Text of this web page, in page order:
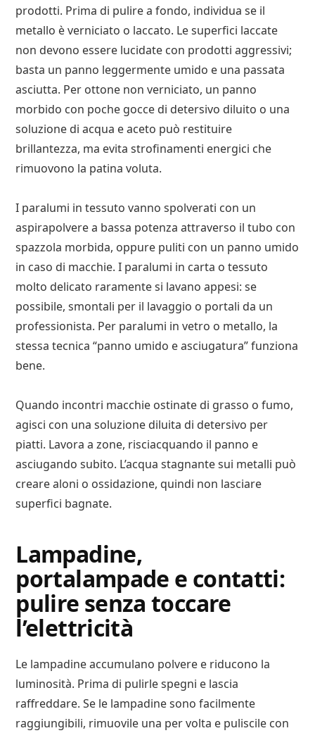
prodotti. Prima di pulire a fondo, individua se il
metallo è verniciato o laccato. Le superfici laccate
non devono essere lucidate con prodotti aggressivi;
basta un panno leggermente umido e una passata
asciutta. Per ottone non verniciato, un panno
morbido con poche gocce di detersivo diluito o una
soluzione di acqua e aceto può restituire
brillantezza, ma evita strofinamenti energici che
rimuovono la patina voluta.
I paralumi in tessuto vanno spolverati con un
aspirapolvere a bassa potenza attraverso il tubo con
spazzola morbida, oppure puliti con un panno umido
in caso di macchie. I paralumi in carta o tessuto
molto delicato raramente si lavano appesi: se
possibile, smontali per il lavaggio o portali da un
professionista. Per paralumi in vetro o metallo, la
stessa tecnica “panno umido e asciugatura” funziona
bene.
Quando incontri macchie ostinate di grasso o fumo,
agisci con una soluzione diluita di detersivo per
piatti. Lavora a zone, risciacquando il panno e
asciugando subito. L’acqua stagnante sui metalli può
creare aloni o ossidazione, quindi non lasciare
superfici bagnate.
Lampadine,
portalampade e contatti:
pulire senza toccare
l’elettricità
Le lampadine accumulano polvere e riducono la
luminosità. Prima di pulirle spegni e lascia
raffreddare. Se le lampadine sono facilmente
raggiungibili, rimuovile una per volta e puliscile con